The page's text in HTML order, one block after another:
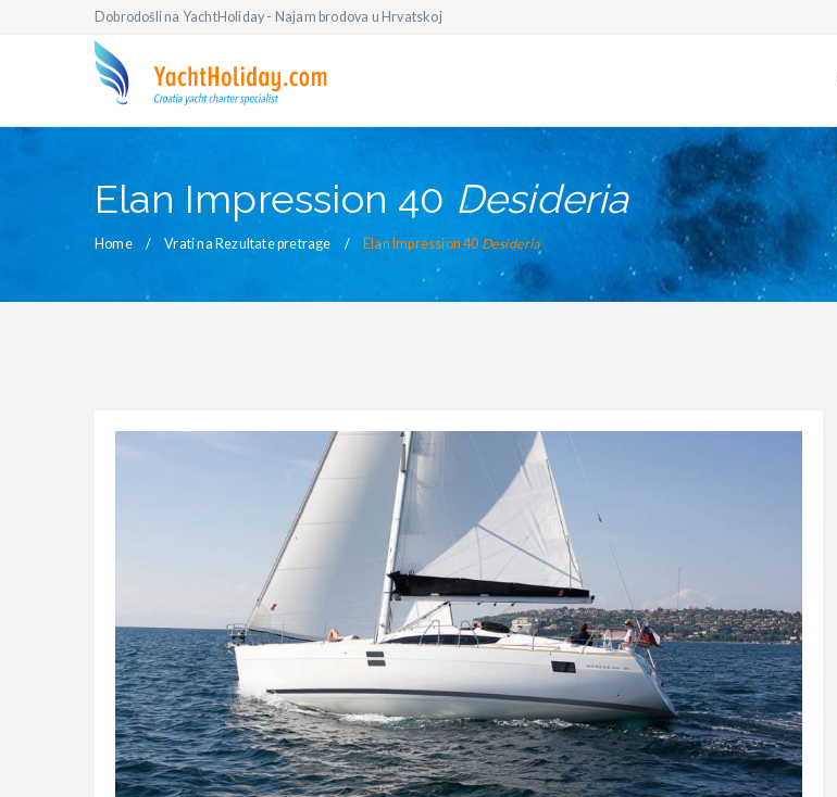
Dobrodošli na YachtHoliday - Najam brodova u Hrvatskoj
Elan Impression 40 Desideria
Home Vrati na Rezultate pretrage Elan Impression 40 Desideria